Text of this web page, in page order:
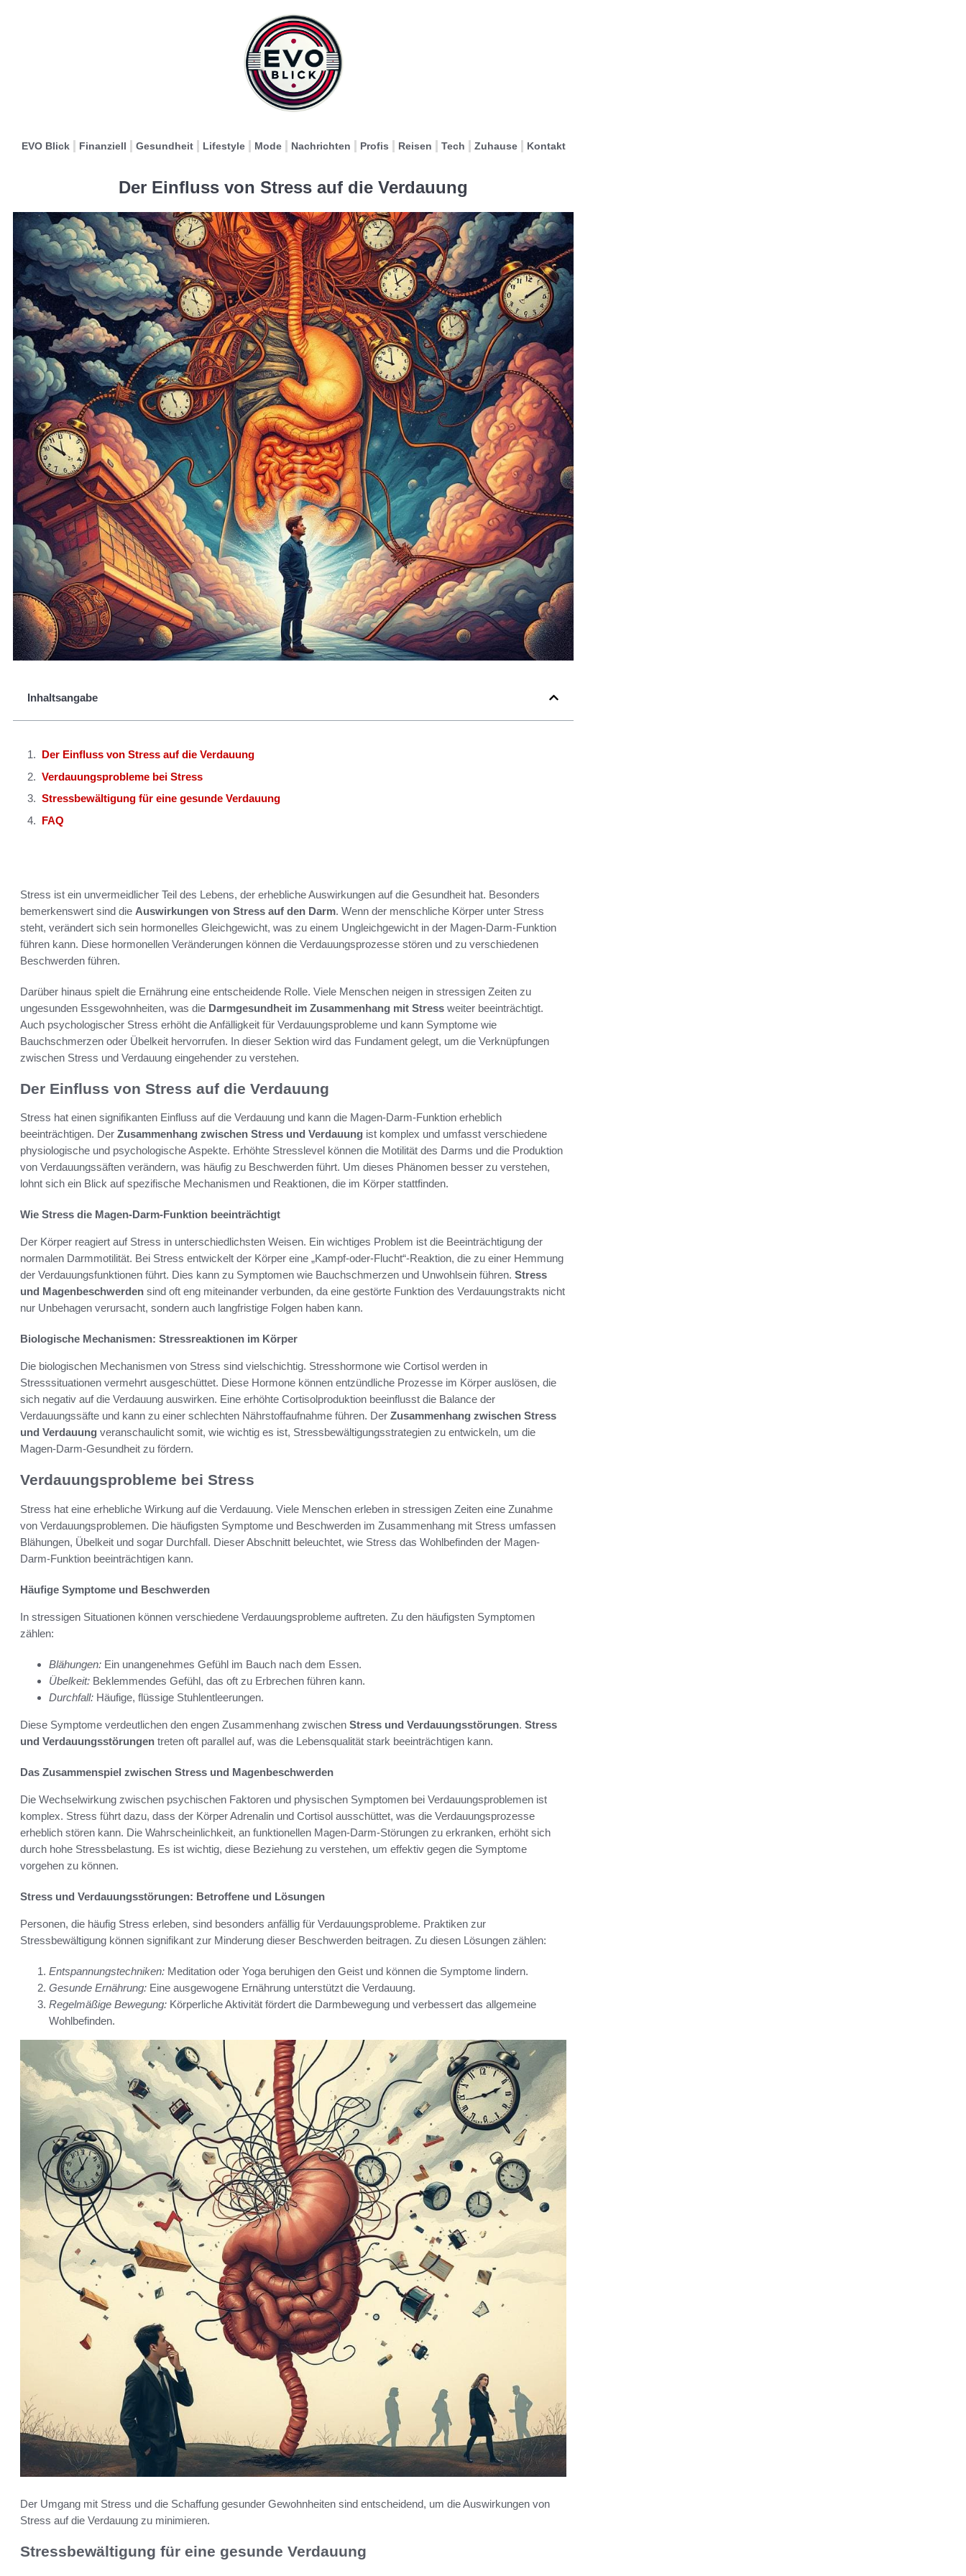
EVO Blick Finanziell Gesundheit Lifestyle Mode Nachrichten Profis Reisen Tech Zuhause Kontakt
Der Einfluss von Stress auf die Verdauung
Inhaltsangabe
Der Einfluss von Stress auf die Verdauung
Verdauungsprobleme bei Stress
Stressbewältigung für eine gesunde Verdauung
FAQ
Stress ist ein unvermeidlicher Teil des Lebens, der erhebliche Auswirkungen auf die Gesundheit hat. Besonders
bemerkenswert sind die Auswirkungen von Stress auf den Darm. Wenn der menschliche Körper unter Stress
steht, verändert sich sein hormonelles Gleichgewicht, was zu einem Ungleichgewicht in der Magen-Darm-Funktion
führen kann. Diese hormonellen Veränderungen können die Verdauungsprozesse stören und zu verschiedenen
Beschwerden führen.
Darüber hinaus spielt die Ernährung eine entscheidende Rolle. Viele Menschen neigen in stressigen Zeiten zu
ungesunden Essgewohnheiten, was die Darmgesundheit im Zusammenhang mit Stress weiter beeinträchtigt.
Auch psychologischer Stress erhöht die Anfälligkeit für Verdauungsprobleme und kann Symptome wie
Bauchschmerzen oder Übelkeit hervorrufen. In dieser Sektion wird das Fundament gelegt, um die Verknüpfungen
zwischen Stress und Verdauung eingehender zu verstehen.
Der Einfluss von Stress auf die Verdauung
Stress hat einen signifikanten Einfluss auf die Verdauung und kann die Magen-Darm-Funktion erheblich
beeinträchtigen. Der Zusammenhang zwischen Stress und Verdauung ist komplex und umfasst verschiedene
physiologische und psychologische Aspekte. Erhöhte Stresslevel können die Motilität des Darms und die Produktion
von Verdauungssäften verändern, was häufig zu Beschwerden führt. Um dieses Phänomen besser zu verstehen,
lohnt sich ein Blick auf spezifische Mechanismen und Reaktionen, die im Körper stattfinden.
Wie Stress die Magen-Darm-Funktion beeinträchtigt
Der Körper reagiert auf Stress in unterschiedlichsten Weisen. Ein wichtiges Problem ist die Beeinträchtigung der
normalen Darmmotilität. Bei Stress entwickelt der Körper eine „Kampf-oder-Flucht“-Reaktion, die zu einer Hemmung
der Verdauungsfunktionen führt. Dies kann zu Symptomen wie Bauchschmerzen und Unwohlsein führen. Stress
und Magenbeschwerden sind oft eng miteinander verbunden, da eine gestörte Funktion des Verdauungstrakts nicht
nur Unbehagen verursacht, sondern auch langfristige Folgen haben kann.
Biologische Mechanismen: Stressreaktionen im Körper
Die biologischen Mechanismen von Stress sind vielschichtig. Stresshormone wie Cortisol werden in
Stresssituationen vermehrt ausgeschüttet. Diese Hormone können entzündliche Prozesse im Körper auslösen, die
sich negativ auf die Verdauung auswirken. Eine erhöhte Cortisolproduktion beeinflusst die Balance der
Verdauungssäfte und kann zu einer schlechten Nährstoffaufnahme führen. Der Zusammenhang zwischen Stress
und Verdauung veranschaulicht somit, wie wichtig es ist, Stressbewältigungsstrategien zu entwickeln, um die
Magen-Darm-Gesundheit zu fördern.
Verdauungsprobleme bei Stress
Stress hat eine erhebliche Wirkung auf die Verdauung. Viele Menschen erleben in stressigen Zeiten eine Zunahme
von Verdauungsproblemen. Die häufigsten Symptome und Beschwerden im Zusammenhang mit Stress umfassen
Blähungen, Übelkeit und sogar Durchfall. Dieser Abschnitt beleuchtet, wie Stress das Wohlbefinden der Magen-
Darm-Funktion beeinträchtigen kann.
Häufige Symptome und Beschwerden
In stressigen Situationen können verschiedene Verdauungsprobleme auftreten. Zu den häufigsten Symptomen
zählen:
Blähungen: Ein unangenehmes Gefühl im Bauch nach dem Essen.
Übelkeit: Beklemmendes Gefühl, das oft zu Erbrechen führen kann.
Durchfall: Häufige, flüssige Stuhlentleerungen.
Diese Symptome verdeutlichen den engen Zusammenhang zwischen Stress und Verdauungsstörungen. Stress
und Verdauungsstörungen treten oft parallel auf, was die Lebensqualität stark beeinträchtigen kann.
Das Zusammenspiel zwischen Stress und Magenbeschwerden
Die Wechselwirkung zwischen psychischen Faktoren und physischen Symptomen bei Verdauungsproblemen ist
komplex. Stress führt dazu, dass der Körper Adrenalin und Cortisol ausschüttet, was die Verdauungsprozesse
erheblich stören kann. Die Wahrscheinlichkeit, an funktionellen Magen-Darm-Störungen zu erkranken, erhöht sich
durch hohe Stressbelastung. Es ist wichtig, diese Beziehung zu verstehen, um effektiv gegen die Symptome
vorgehen zu können.
Stress und Verdauungsstörungen: Betroffene und Lösungen
Personen, die häufig Stress erleben, sind besonders anfällig für Verdauungsprobleme. Praktiken zur
Stressbewältigung können signifikant zur Minderung dieser Beschwerden beitragen. Zu diesen Lösungen zählen:
Entspannungstechniken: Meditation oder Yoga beruhigen den Geist und können die Symptome lindern.
Gesunde Ernährung: Eine ausgewogene Ernährung unterstützt die Verdauung.
Regelmäßige Bewegung: Körperliche Aktivität fördert die Darmbewegung und verbessert das allgemeine
Wohlbefinden.
Der Umgang mit Stress und die Schaffung gesunder Gewohnheiten sind entscheidend, um die Auswirkungen von
Stress auf die Verdauung zu minimieren.
Stressbewältigung für eine gesunde Verdauung